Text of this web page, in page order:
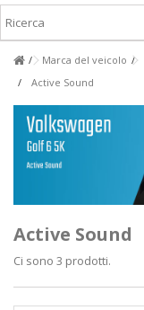
Marca del veicolo
Active Sound
Active Sound
Ci sono 3 prodotti.